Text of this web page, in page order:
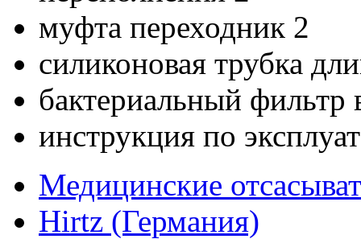
муфта переходник 2
силиконовая трубка
бактериальный фильтр
инструкция по
Медицинские
Hirtz (Германия)